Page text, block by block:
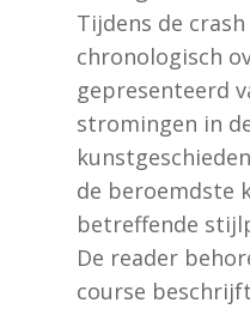
Tijdens de
chronologisch
gepresenteerd
stromingen in
de beroemdste
betreffende
De reader
course